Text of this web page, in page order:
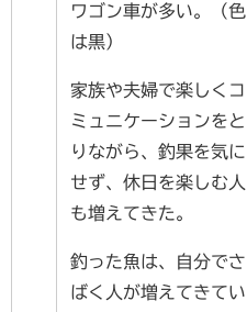
ワゴン車が多い。（色
は黒）
家族や夫婦で楽しくコ
ミュニケーションをと
りながら、釣果を気に
せず、休日を楽しむ人
も増えてきた。
釣った魚は、自分でさ
ばく人が増えてきてい